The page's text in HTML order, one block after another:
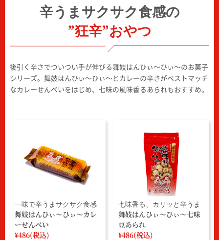
辛うまサクサク食感の
”狂辛”おやつ
後引く辛さでついつい手が伸びる舞妓はんひぃ～ひぃ～のお菓子
シリーズ。舞妓はんひぃ～ひぃ～とカレーの辛さがベストマッチ
なカレーせんべいをはじめ、七味の風味香るあられもおすすめ。
一味で辛うまサクサク食感
舞妓はんひぃ～ひぃ～カレ
ーせんべい
¥486(税込)
七味香る、カリッと辛うま
舞妓はんひぃ～ひぃ～七味
豆あられ
¥486(税込)